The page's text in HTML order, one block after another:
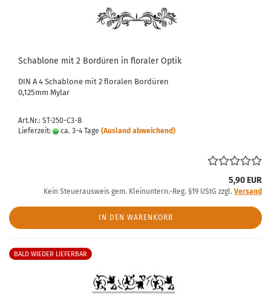
Schablone mit 2 Bordüren in floraler Optik
DIN A 4 Schablone mit 2 floralen Bordüren
0,125mm Mylar
Art.Nr.: ST-250-C3-B
Lieferzeit:
ca. 3-4 Tage (Ausland abweichend)
5,90 EUR
Kein Steuerausweis gem. Kleinuntern.-Reg. §19 UStG zzgl. Versand
IN DEN WARENKORB
BALD WIEDER LIEFERBAR